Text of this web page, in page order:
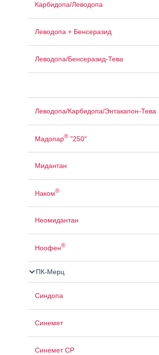
Карбидопа/Леводопа
Леводопа + Бенсеразид
Леводопа/Бенсеразид-Тева
Леводопа/Карбидопа/Энтакапон-Тева
Мадопар®"250"
Мидантан
Наком®
Неомидантан
Ноофен®
ПК-Мерц
Синдопа
Синемет
Синемет СР